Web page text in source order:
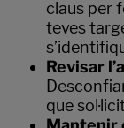
claus per
teves
Revisar
que